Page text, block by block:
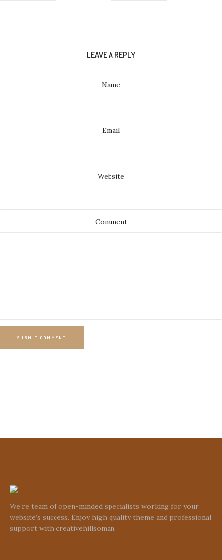
LEAVE A REPLY
Name
Email
Website
Comment
SUBMIT COMMENT
We’re team of open-minded specialists working for your
website’s success. Enjoy high quality theme and professional
support with creativehillsoman.